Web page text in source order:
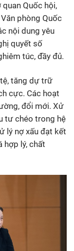
Quốc hội,
phòng Quốc
nội dung yêu
quyết số
túc, đầy đủ.
tăng dự trữ
cực. Các hoạt
đổi mới. Xử
tư chéo trong hệ
lý nợ xấu đạt kết
hợp lý, chất